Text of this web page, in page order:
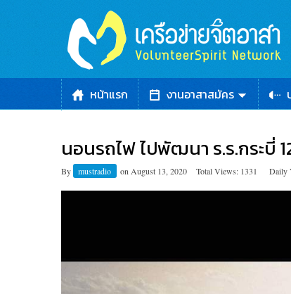
หน้าแรก งานอาสาสมัคร
นอนรถไฟ ไปพัฒนา ร.ร.กระบี่
By mustradio on August 13, 2020 Total Views: 1331 Daily